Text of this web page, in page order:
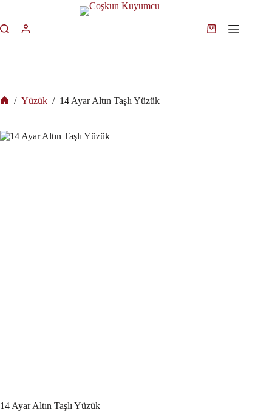
/ Yüzük / 14 Ayar Altın Taşlı Yüzük
14 Ayar Altın Taşlı Yüzük